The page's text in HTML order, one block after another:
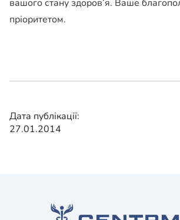
вашого стану здоров’я. Ваше
пріоритетом.
Дата публікації:
27.01.2014